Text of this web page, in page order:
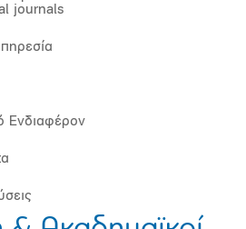
journals
Ενδιαφέρον